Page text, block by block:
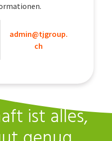
admin@tjgroup.
ch
ist alles,